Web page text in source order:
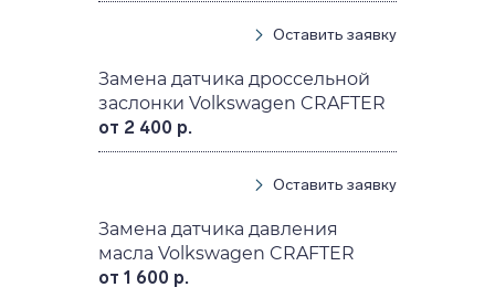
Оставить заявку
Замена датчика дроссельной
заслонки Volkswagen CRAFTER
от 2 400 р.
Оставить заявку
Замена датчика давления
масла Volkswagen CRAFTER
от 1 600 р.